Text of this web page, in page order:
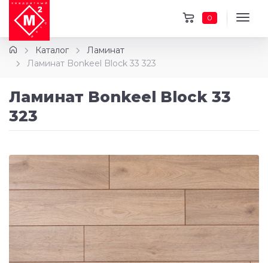
0
Каталог
Ламинат
Ламинат Bonkeel Block 33 323
Ламинат Bonkeel Block 33
323